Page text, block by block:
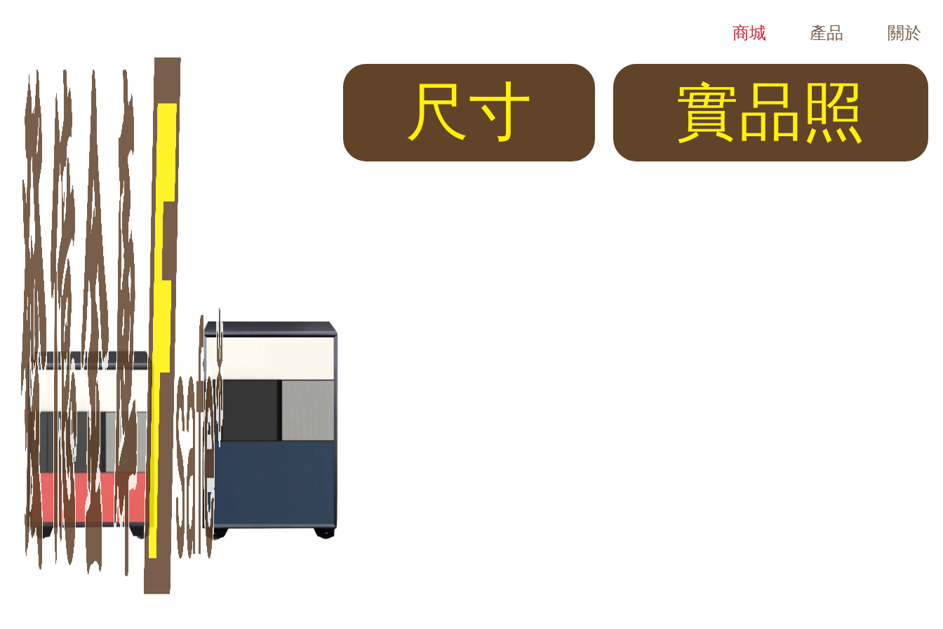
發億金庫（仁浦科技）自 1984 年創立，為台灣擁有 40 多年經驗的保險箱專賣店。 代理日本 Eagle、Diplomat、LuCell，英國 Chubb Safes（Viper、Trident、Resolute、Europa、Fortis、
關於
產品
商城
EG AEGIS EGE luis 極簡主義 低調有型 luis 撞色面板 適用各種居家與商業空間需求 設計簡約 穩重安全 通過60分鐘防火測試 內建120分貝蜂鳴器 任意移動將發出警報 櫃體堅固 隱藏鎖具 內外兼具 穩重安全 鎖具隱藏
尺寸 實品照